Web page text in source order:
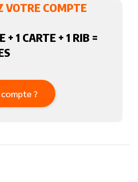
VOTRE COMPTE
+ 1 CARTE + 1 RIB =
?